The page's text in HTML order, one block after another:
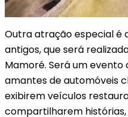
Outra atração especial é
antigos, que será
Mamoré. Será um
amantes de automóveis
exibirem veículos
compartilharem